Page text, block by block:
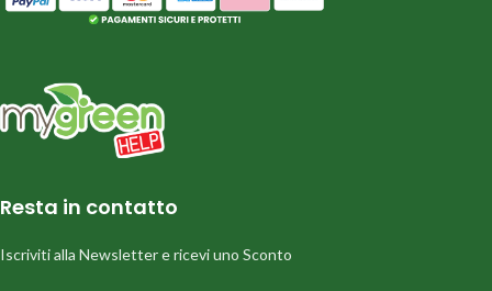
Resta in contatto
Iscriviti alla Newsletter e ricevi uno Sconto